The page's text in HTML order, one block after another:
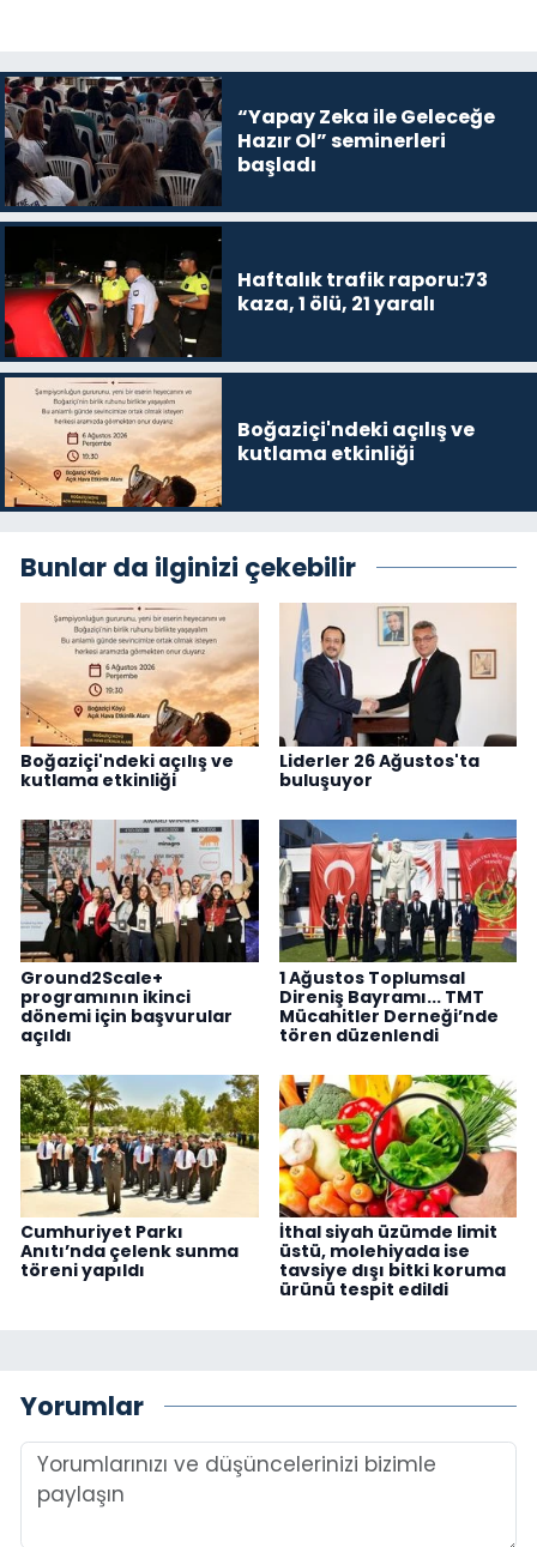
“Yapay Zeka ile Geleceğe
Hazır Ol” seminerleri
başladı
Haftalık trafik raporu:73
kaza, 1 ölü, 21 yaralı
Boğaziçi'ndeki açılış ve
kutlama etkinliği
Bunlar da ilginizi çekebilir
Boğaziçi'ndeki açılış ve
kutlama etkinliği
Liderler 26 Ağustos'ta
buluşuyor
Ground2Scale+
programının ikinci
dönemi için başvurular
açıldı
1 Ağustos Toplumsal
Direniş Bayramı... TMT
Mücahitler Derneği’nde
tören düzenlendi
Cumhuriyet Parkı
Anıtı’nda çelenk sunma
töreni yapıldı
İthal siyah üzümde limit
üstü, molehiyada ise
tavsiye dışı bitki koruma
ürünü tespit edildi
Yorumlar